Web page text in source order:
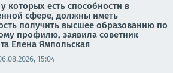
которых есть способности в
сфере, должны иметь
получить высшее образованию по
профилю, заявила советник
Елена Ямпольская
15:04